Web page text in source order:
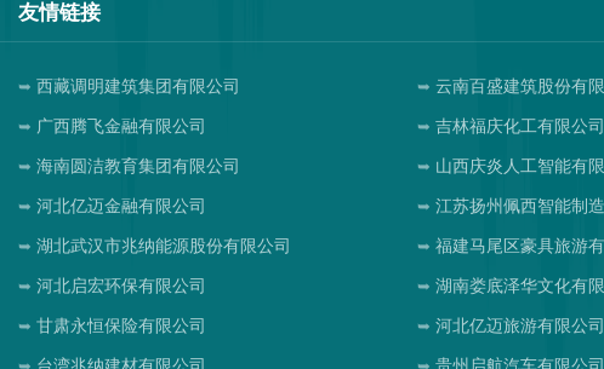
友情链接
西藏调明建筑集团有限公司 云南百盛建筑股份有
广西腾飞金融有限公司 吉林福庆化工有限公司
海南圆洁教育集团有限公司 山西庆炎人工智能有
河北亿迈金融有限公司 江苏扬州佩西智能制
湖北武汉市兆纳能源股份有限公司 福建马尾区豪具旅游
河北启宏环保有限公司 湖南娄底泽华文化有
甘肃永恒保险有限公司 河北亿迈旅游有限公司